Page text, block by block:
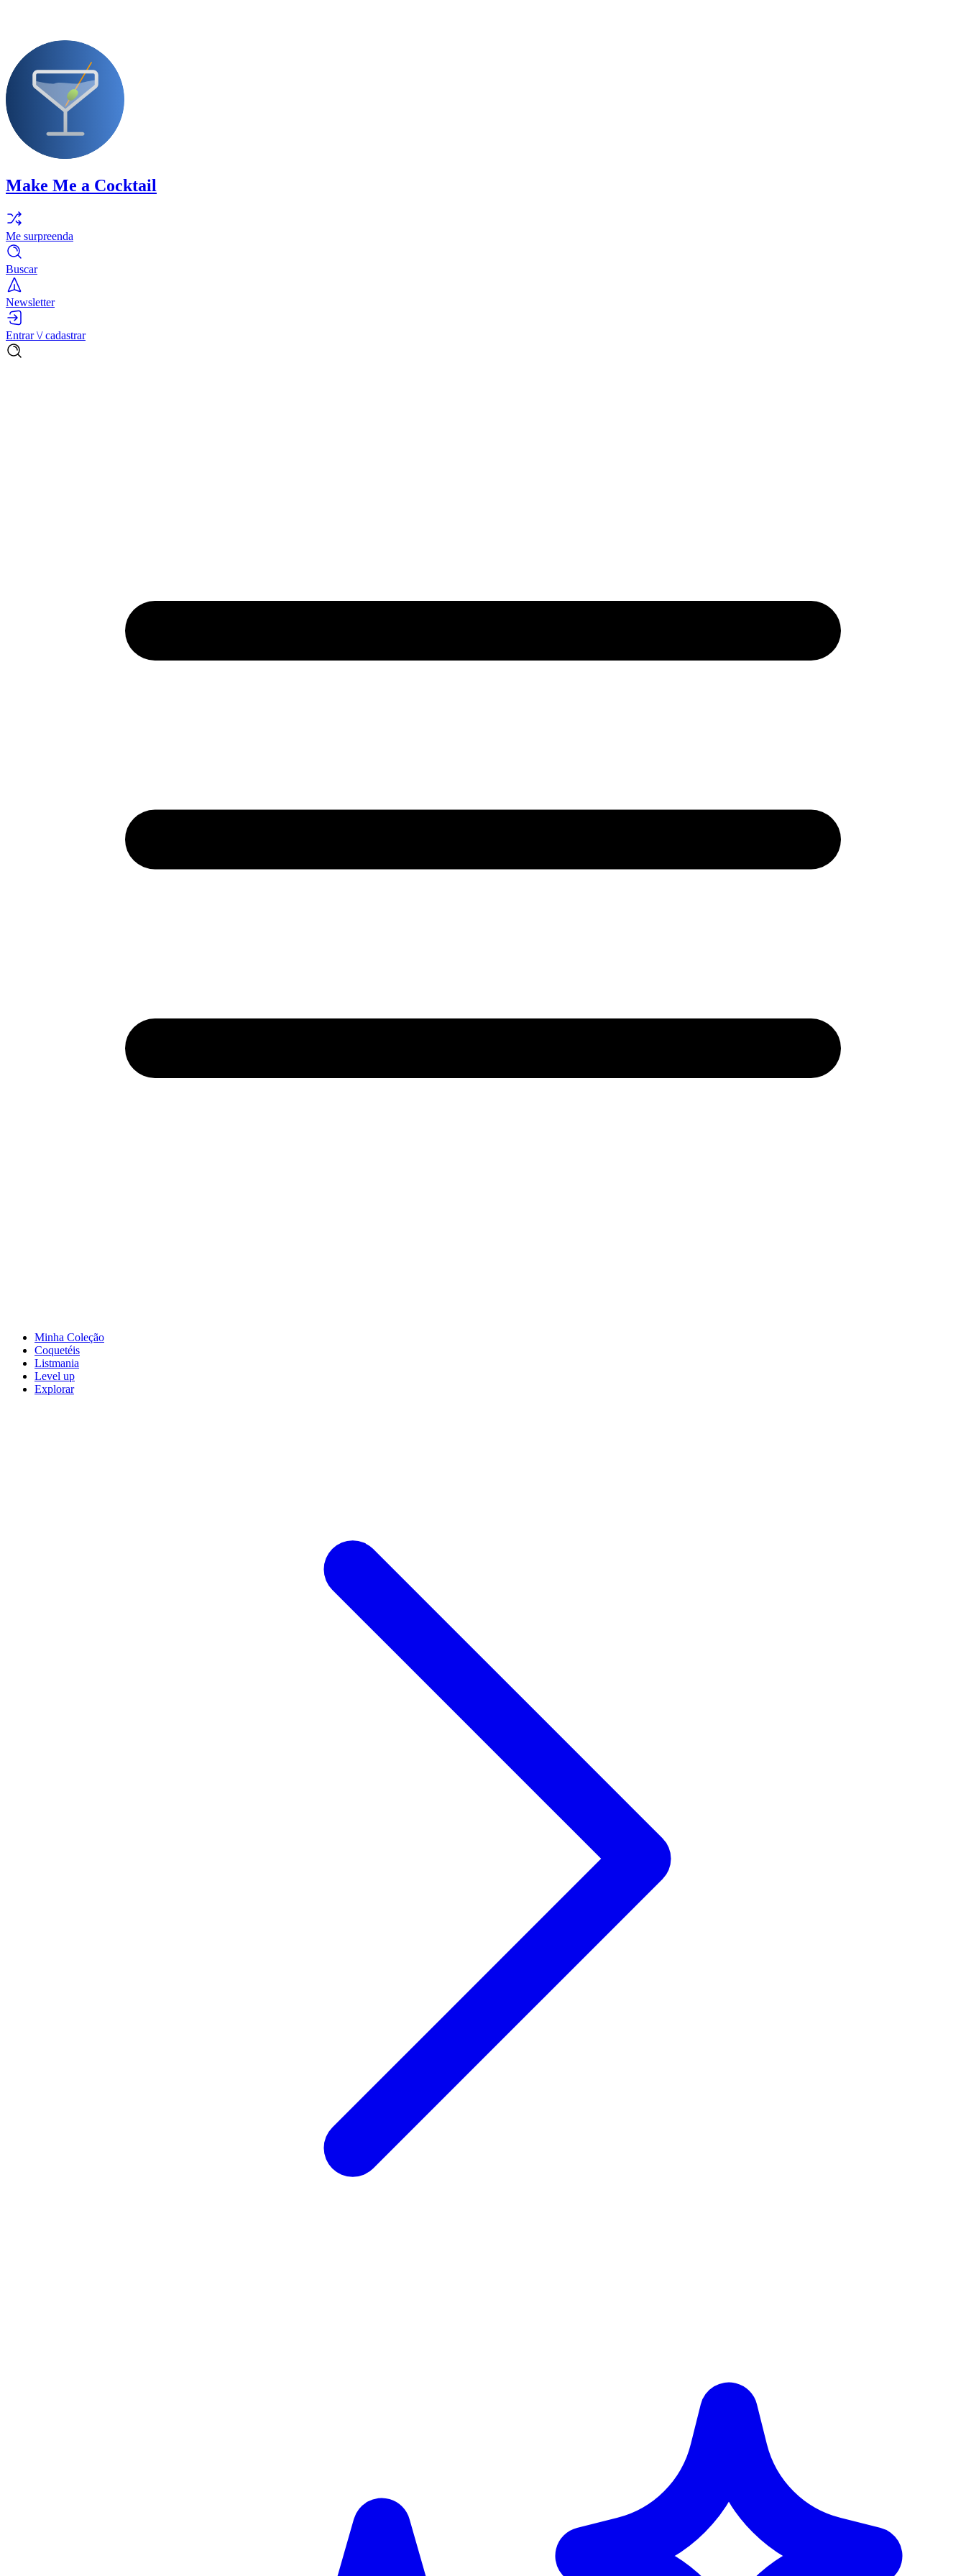
Make Me a Cocktail
Me surpreenda
Buscar
Newsletter
Entrar \/ cadastrar
Minha Coleção
Coquetéis
Listmania
Level up
Explorar